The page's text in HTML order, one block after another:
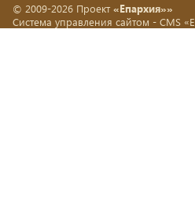
© 2009-2026 Проект «Епархия»»
Система управления сайтом - CMS